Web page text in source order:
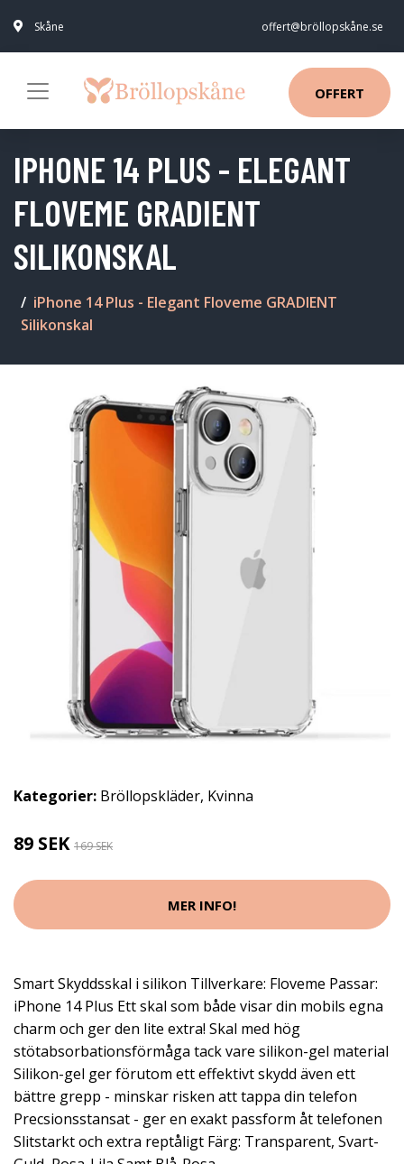
Skåne offert@bröllopskåne.se
OFFERT
IPHONE 14 PLUS - ELEGANT
FLOVEME GRADIENT
SILIKONSKAL
iPhone 14 Plus - Elegant Floveme GRADIENT
Silikonskal
Kategorier: Bröllopskläder, Kvinna
89 SEK 169 SEK
MER INFO!
Smart Skyddsskal i silikon Tillverkare: Floveme Passar:
iPhone 14 Plus Ett skal som både visar din mobils egna
charm och ger den lite extra! Skal med hög
stötabsorbationsförmåga tack vare silikon-gel material
Silikon-gel ger förutom ett effektivt skydd även ett
bättre grepp - minskar risken att tappa din telefon
Precsionsstansat - ger en exakt passform åt telefonen
Slitstarkt och extra reptåligt Färg: Transparent, Svart-